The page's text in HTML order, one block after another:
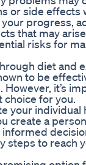
or side
progress,
that may
risks for
diet and
to be
it’s
for you.
your
create a
steps to reach